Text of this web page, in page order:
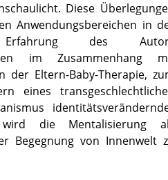
Diese
Anwendungsbereichen in
Erfahrung des
im Zusammenhang
Eltern-Baby-Therapie,
eines
die Mentalisierung
Begegnung von Innenwelt